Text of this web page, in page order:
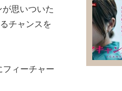
思いついた
チャンスを
ィーチャー